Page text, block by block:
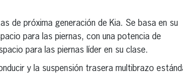
de próxima generación de Kia. Se basa en su
para las piernas, con una potencia de
para las piernas líder en su clase.
y la suspensión trasera multibrazo